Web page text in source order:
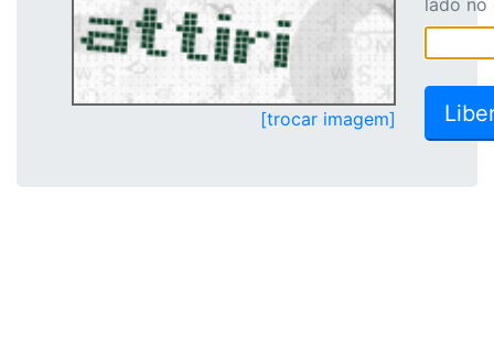
[trocar imagem]
lado no